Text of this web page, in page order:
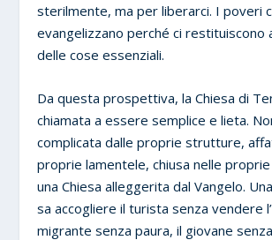
sterilmente, ma per liberarci. I poveri
evangelizzano perché ci restituiscono
delle cose essenziali.
Da questa prospettiva, la Chiesa di
chiamata a essere semplice e lieta.
complicata dalle proprie strutture,
proprie lamentele, chiusa nelle
una Chiesa alleggerita dal Vangelo.
sa accogliere il turista senza vendere
migrante senza paura, il giovane